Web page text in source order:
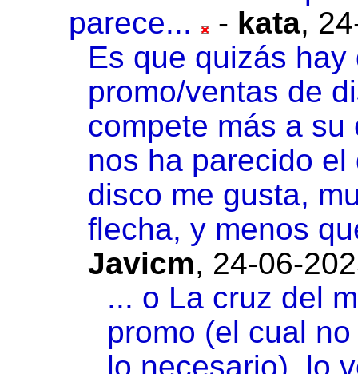
parece...
- kata,
Es que quizás
promo/ventas de
compete más a
nos ha parecido
disco me gusta,
flecha, y menos
Javicm, 24-06-
... o La cruz del
promo (el cual
lo necesario), lo